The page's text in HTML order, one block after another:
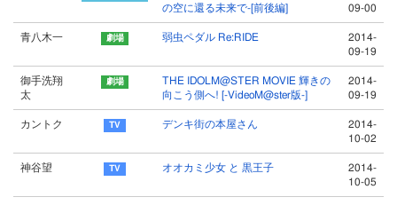
の空に還る未来で-[前後編]
09-00
青八木一 弱虫ペダル Re:RIDE
2014-
09-19
御手洗翔
太
THE IDOLM@STER MOVIE 輝きの
向こう側へ! [-VideoM@ster版-]
2014-
09-19
カントク デンキ街の本屋さん
2014-
10-02
神谷望 オオカミ少女 と 黒王子
2014-
10-05